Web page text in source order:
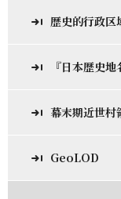
歴史的行政
『日本歴史
幕末期近世村
GeoLOD